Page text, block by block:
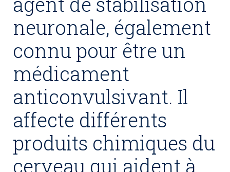
neuronale, également
connu pour être un
médicament
anticonvulsivant. Il
affecte différents
produits chimiques du
cerveau qui aident à